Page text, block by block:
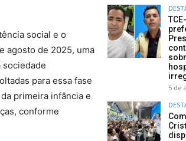
social e o
agosto de 2025, uma
sociedade
para essa fase
primeira infância e
conforme
5 de